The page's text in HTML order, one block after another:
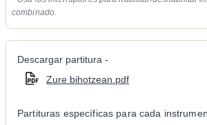
combinado.
Descargar partitura -
Zure bihotzean.pdf
Partituras específicas para cada